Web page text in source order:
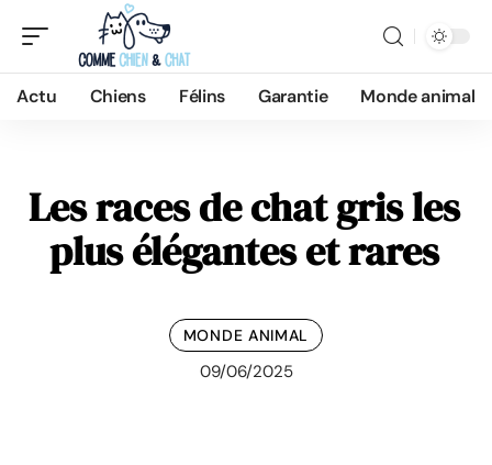
Actu Chiens Félins Garantie Monde animal
Les races de chat gris les
plus élégantes et rares
MONDE ANIMAL
09/06/2025